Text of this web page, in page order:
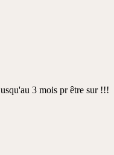
3 mois pr être sur !!!